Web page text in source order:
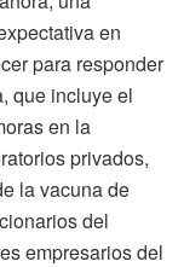
en
para responder
que incluye el
en la
privados,
la vacuna de
del
empresarios del